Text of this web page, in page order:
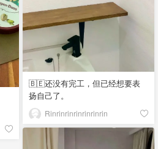
🇧🇪还没有完工，但已经想要表
扬自己了。
Rinrinrinrinrinrinrin